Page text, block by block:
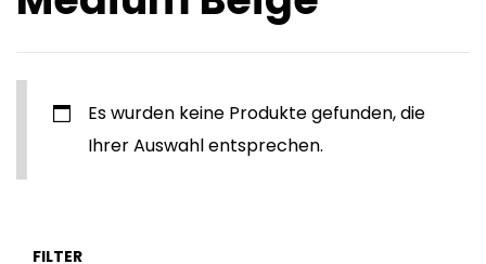
Es wurden keine Produkte gefunden, die
Ihrer Auswahl entsprechen.
FILTER